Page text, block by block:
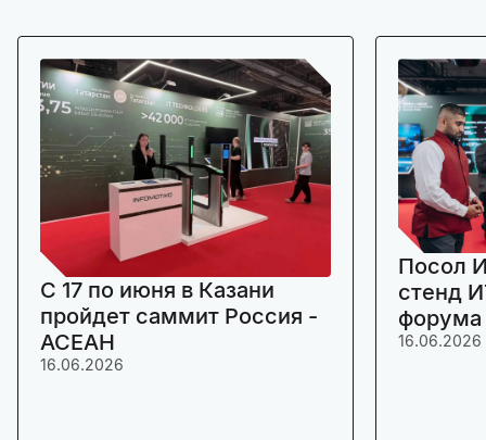
C 17 по июня в Казани
пройдет саммит Россия -
АСЕАН
16.06.2026
Посол
стенд
16.06.2026